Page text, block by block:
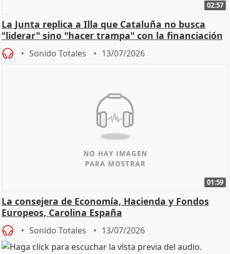
02:57
La Junta replica a Illa que Cataluña no busca
"liderar" sino "hacer trampa" con la financiación
Sonido Totales 13/07/2026
01:59
La consejera de Economía, Hacienda y Fondos
Europeos, Carolina España
Sonido Totales 13/07/2026